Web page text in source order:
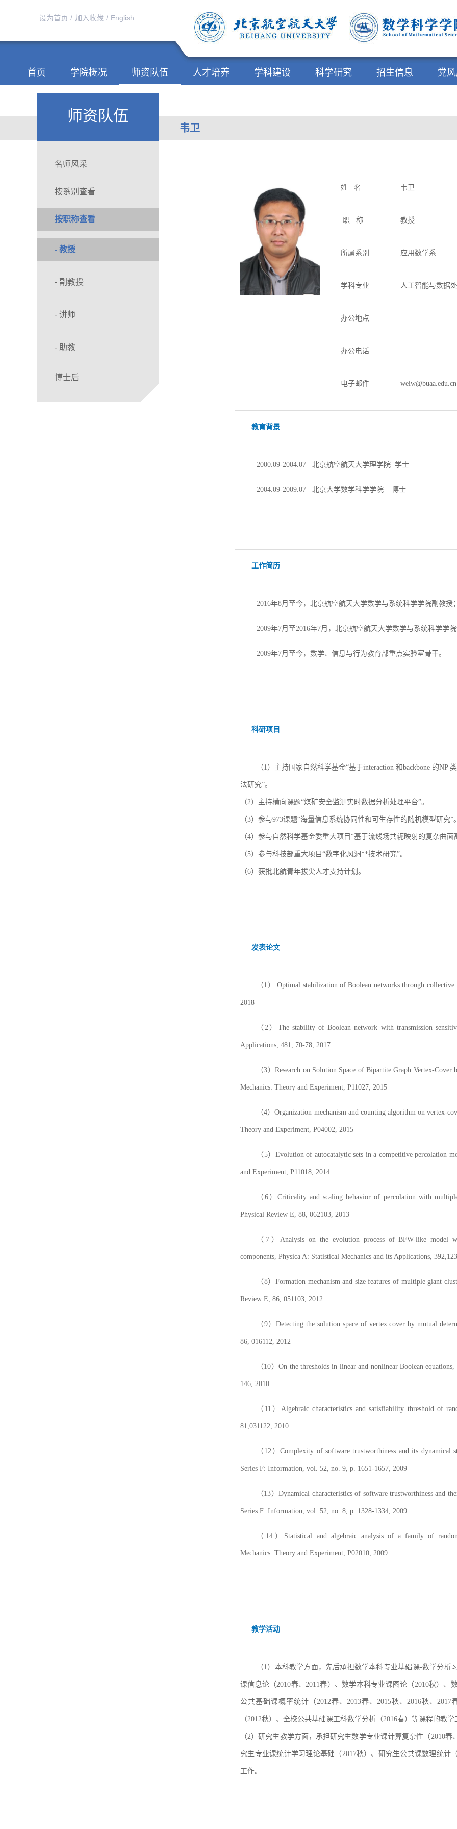
设为首页 / 加入收藏 / English
首页 学院概况 师资队伍 人才培养 学科建设 科学研究 招生信息 党
师资队伍
韦卫
名师风采
按系别查看
按职称查看
- 教授
- 副教授
- 讲师
- 助教
博士后
姓 名 韦卫
职 称 教授
所属系别 应用数学系
学科专业 人工智能与数据
办公地点
办公电话
电子邮件 weiw@buaa.edu.cn
教育背景
2000.09-2004.07 北京航空航天大学理学院 学士
2004.09-2009.07 北京大学数学科学学院 博士
工作简历
2016年8月至今，北京航空航天大学数学与系统科学学院副教授；
2009年7月至2016年7月，北京航空航天大学数学与系统科学学院
2009年7月至今，数学、信息与行为教育部重点实验室骨干。
科研项目
（1）主持国家自然科学基金“基于interaction 和backbone 的NP
法研究”。
（2）主持横向课题“煤矿安全监测实时数据分析处理平台”。
（3）参与973课题“海量信息系统协同性和可生存性的随机模型研究”。
（4）参与自然科学基金委重大项目“基于流线场共轭映射的复杂曲面
（5）参与科技部重大项目“数字化风洞**技术研究”。
（6）获批北航青年拔尖人才支持计划。
发表论文
（1） Optimal stabilization of Boolean networks through
2018
（2） The stability of Boolean network with transmission
Applications, 481, 70-78, 2017
（3）Research on Solution Space of Bipartite Graph Vertex-
Mechanics: Theory and Experiment, P11027, 2015
（4）Organization mechanism and counting algorithm on vertex-
Theory and Experiment, P04002, 2015
（5）Evolution of autocatalytic sets in a competitive percolation
and Experiment, P11018, 2014
（6）Criticality and scaling behavior of percolation with
Physical Review E, 88, 062103, 2013
（ 7）Analysis on the evolution process of BFW-like model
components, Physica A: Statistical Mechanics and its Applications,
（8）Formation mechanism and size features of multiple giant
Review E, 86, 051103, 2012
（9）Detecting the solution space of vertex cover by mutual
86, 016112, 2012
（10）On the thresholds in linear and nonlinear Boolean
146, 2010
（ 11）Algebraic characteristics and satisfiability threshold of
81,031122, 2010
（ 12）Complexity of software trustworthiness and its dynamical
Series F: Information, vol. 52, no. 9, p. 1651-1657, 2009
（13）Dynamical characteristics of software trustworthiness and
Series F: Information, vol. 52, no. 8, p. 1328-1334, 2009
（ 14）Statistical and algebraic analysis of a family of
Mechanics: Theory and Experiment, P02010, 2009
教学活动
（1）本科教学方面，先后承担数学本科专业基础课-数学分析
课信息论（2010春、2011春）、数学本科专业课图论（2010秋）、
公共基础课概率统计（2012春、2013春、2015秋、2016秋、
（2012秋）、全校公共基础课工科数学分析（2016春）等课程的教学
（2）研究生教学方面，承担研究生数学专业课计算复杂性（2010春
究生专业课统计学习理论基础（2017秋）、研究生公共课数理统计
工作。